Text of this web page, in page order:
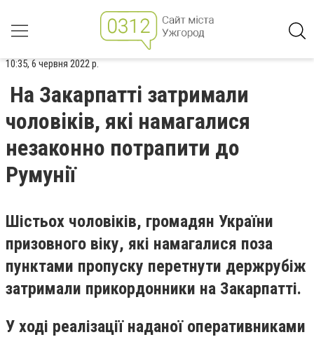
10:35, 6 червня 2022 р.
На Закарпатті затримали
чоловіків, які намагалися
незаконно потрапити до
Румунії
Шістьох чоловіків, громадян України
призовного віку, які намагалися поза
пунктами пропуску перетнути держрубіж
затримали прикордонники на Закарпатті.
У ході реалізації наданої оперативниками